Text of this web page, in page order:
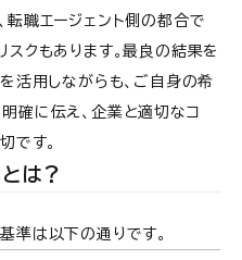
職エージェント側の都合で
クもあります。最良の結果を
活用しながらも、ご自身の希
確に伝え、企業と適切なコ
です。
は？
準は以下の通りです。